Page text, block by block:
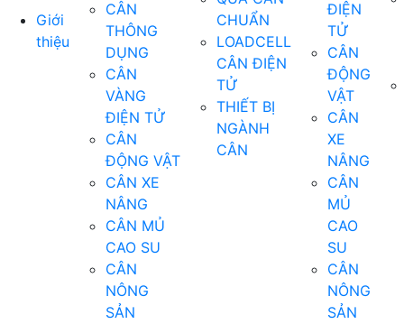
Giới
thiệu
CÂN
THÔNG
DỤNG
CÂN
VÀNG
ĐIỆN TỬ
CÂN
ĐỘNG VẬT
CÂN XE
NÂNG
CÂN MỦ
CAO SU
CÂN
NÔNG
SẢN
CHUẨN
LOADCELL
CÂN ĐIỆN
TỬ
THIẾT BỊ
NGÀNH
CÂN
ĐIỆN
TỬ
CÂN
ĐỘNG
VẬT
CÂN
XE
NÂNG
CÂN
MỦ
CAO
SU
CÂN
NÔNG
SẢN